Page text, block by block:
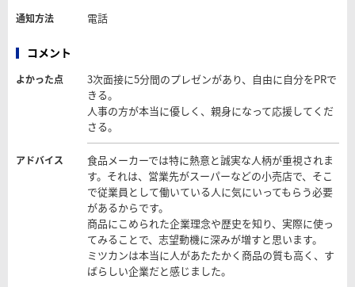
通知方法 電話
コメント
よかった点
3次面接に5分間のプレゼンがあり、自由に自分をPRで
きる。
人事の方が本当に優しく、親身になって応援してくだ
さる。
アドバイス
食品メーカーでは特に熱意と誠実な人柄が重視されま
す。それは、営業先がスーパーなどの小売店で、そこ
で従業員として働いている人に気にいってもらう必要
があるからです。
商品にこめられた企業理念や歴史を知り、実際に使っ
てみることで、志望動機に深みが増すと思います。
ミツカンは本当に人があたたかく商品の質も高く、す
ばらしい企業だと感じました。